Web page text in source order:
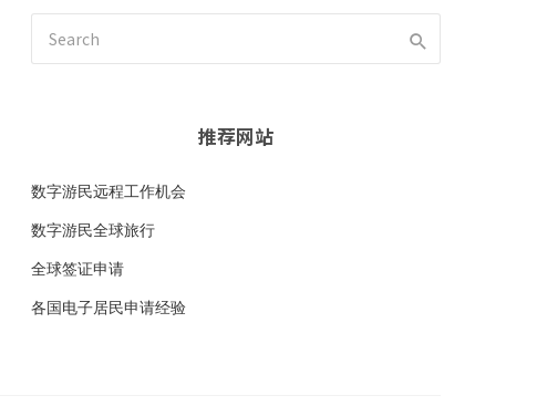
推荐网站
数字游民远程工作机会
数字游民全球旅行
全球签证申请
各国电子居民申请经验